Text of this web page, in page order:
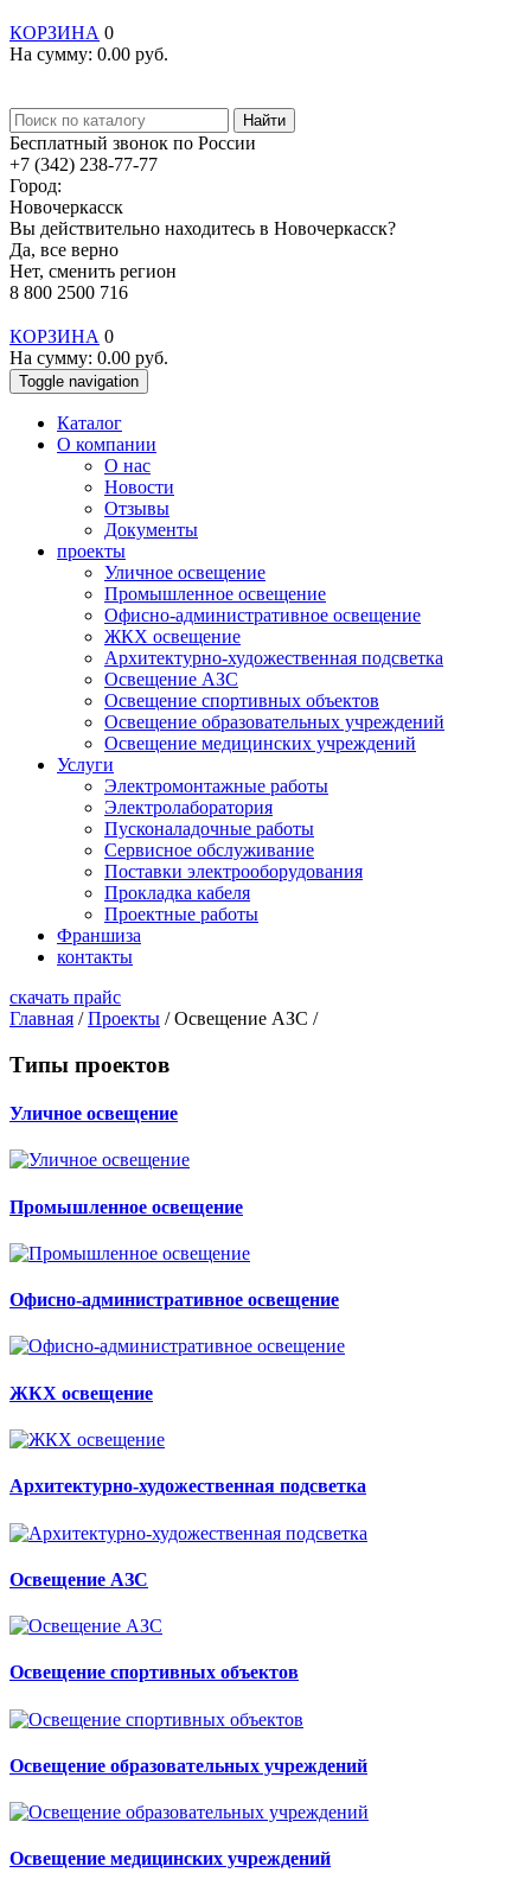
КОРЗИНА 0
На сумму: 0.00 руб.
Найти
Бесплатный звонок по России
+7 (342) 238-77-77
Город:
Новочеркасск
Вы действительно находитесь в Новочеркасск?
Да, все верно
Нет, сменить регион
8 800 2500 716
КОРЗИНА 0
На сумму: 0.00 руб.
Toggle navigation
Каталог
О компании
О нас
Новости
Отзывы
Документы
проекты
Уличное освещение
Промышленное освещение
Офисно-административное освещение
ЖКХ освещение
Архитектурно-художественная подсветка
Освещение АЗС
Освещение спортивных объектов
Освещение образовательных учреждений
Освещение медицинских учреждений
Услуги
Электромонтажные работы
Электролаборатория
Пусконаладочные работы
Сервисное обслуживание
Поставки электрооборудования
Прокладка кабеля
Проектные работы
Франшиза
контакты
скачать прайс
Главная / Проекты / Освещение АЗС /
Типы проектов
Уличное освещение
Промышленное освещение
Офисно-административное освещение
ЖКХ освещение
Архитектурно-художественная подсветка
Освещение АЗС
Освещение спортивных объектов
Освещение образовательных учреждений
Освещение медицинских учреждений